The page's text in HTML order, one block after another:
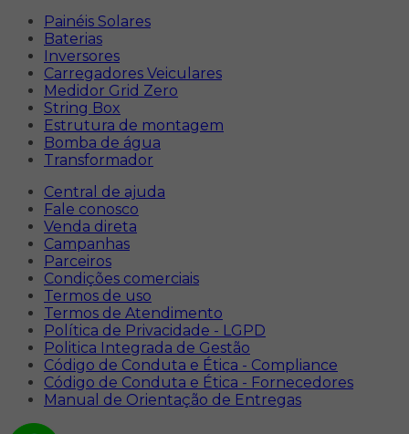
Painéis Solares
Baterias
Inversores
Carregadores Veiculares
Medidor Grid Zero
String Box
Estrutura de montagem
Bomba de água
Transformador
Central de ajuda
Fale conosco
Venda direta
Campanhas
Parceiros
Condições comerciais
Termos de uso
Termos de Atendimento
Política de Privacidade - LGPD
Politica Integrada de Gestão
Código de Conduta e Ética - Compliance
Código de Conduta e Ética - Fornecedores
Manual de Orientação de Entregas